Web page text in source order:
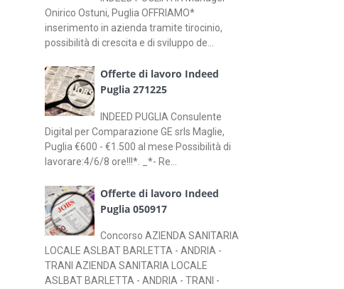
Onirico Ostuni, Puglia OFFRIAMO*
inserimento in azienda tramite tirocinio,
possibilità di crescita e di sviluppo de...
Offerte di lavoro Indeed
Puglia 271225
INDEED PUGLIA Consulente
Digital per Comparazione GE srls Maglie,
Puglia €600 - €1.500 al mese Possibilità di
lavorare:4/6/8 ore!!!*. _*- Re...
Offerte di lavoro Indeed
Puglia 050917
Concorso AZIENDA SANITARIA
LOCALE ASLBAT BARLETTA - ANDRIA -
TRANI AZIENDA SANITARIA LOCALE
ASLBAT BARLETTA - ANDRIA - TRANI -